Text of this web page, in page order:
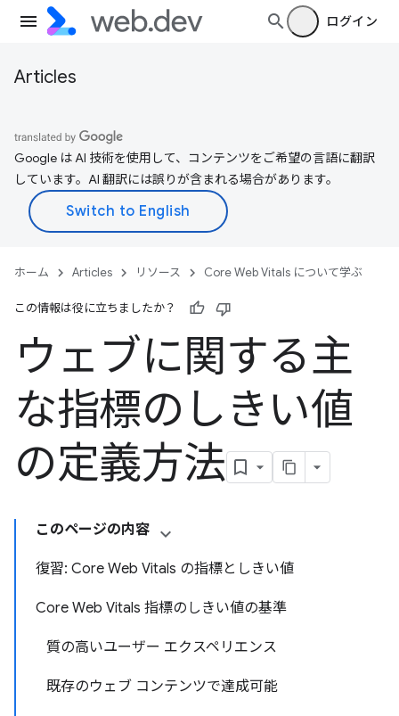
ログイン
Articles
Google は AI 技術を使用して、コンテンツをご希望の言語に翻訳
しています。AI 翻訳には誤りが含まれる場合があります。
ホーム Articles リソース Core Web Vitals について学ぶ
この情報は役に立ちましたか？
ウェブに関する主
な指標のしきい値
の定義方法
このページの内容
復習: Core Web Vitals の指標としきい値
Core Web Vitals 指標のしきい値の基準
質の高いユーザー エクスペリエンス
既存のウェブ コンテンツで達成可能